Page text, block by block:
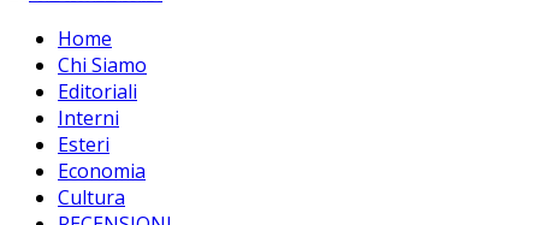
Home
Chi Siamo
Editoriali
Interni
Esteri
Economia
Cultura